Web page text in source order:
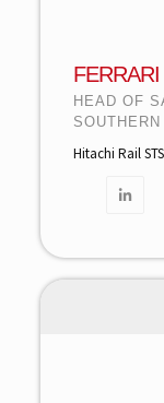
HEAD OF
Hitachi Rail STS